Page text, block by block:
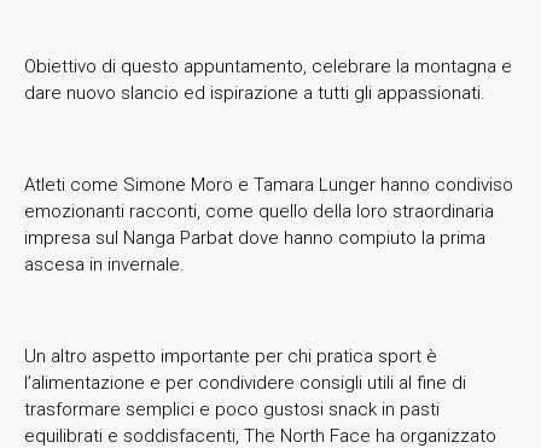
Obiettivo di questo appuntamento, celebrare la montagna e
dare nuovo slancio ed ispirazione a tutti gli appassionati.
Atleti come Simone Moro e Tamara Lunger hanno condiviso
emozionanti racconti, come quello della loro straordinaria
impresa sul Nanga Parbat dove hanno compiuto la prima
ascesa in invernale.
Un altro aspetto importante per chi pratica sport è
l’alimentazione e per condividere consigli utili al fine di
trasformare semplici e poco gustosi snack in pasti
equilibrati e soddisfacenti, The North Face ha organizzato